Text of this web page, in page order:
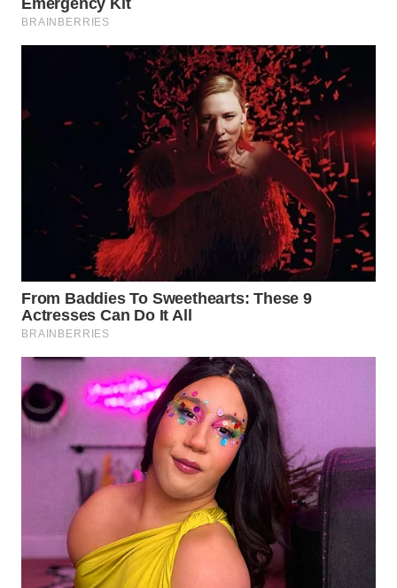
WN
PRIANGAN
TIMUR
WN
WN
BOROBUDUR
WN
MADURA
WN
SURABAYA
WN
NATUNA
WN
MANDALIKA